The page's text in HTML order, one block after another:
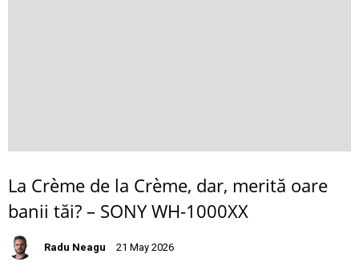
La Crème de la Crème, dar, merită oare
banii tăi? – SONY WH-1000XX
Radu Neagu 21 May 2026